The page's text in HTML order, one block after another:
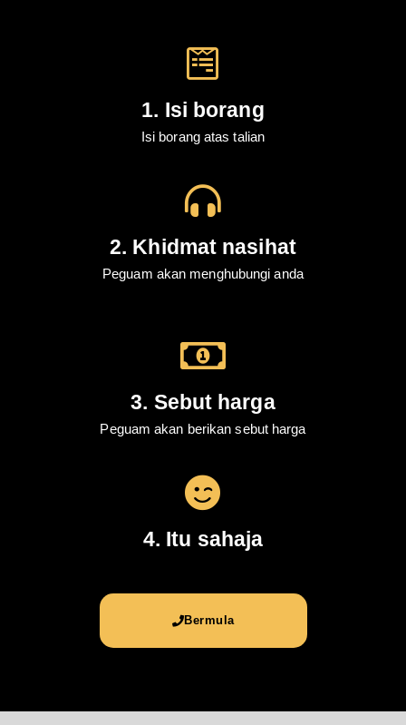
1. Isi borang
Isi borang atas talian
2. Khidmat nasihat
Peguam akan menghubungi anda
3. Sebut harga
Peguam akan berikan sebut harga
4. Itu sahaja
Bermula